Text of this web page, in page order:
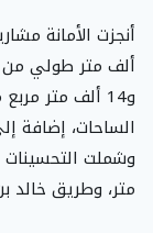
متر، وطريق خالد